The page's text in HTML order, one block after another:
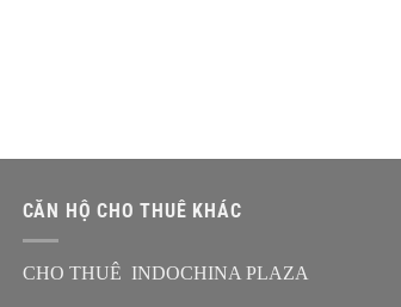
CĂN HỘ CHO THUÊ KHÁC
CHO THUÊ INDOCHINA PLAZA